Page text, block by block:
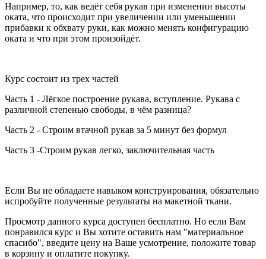
Например, то, как ведёт себя рукав при изменении высоты
оката, что происходит при увеличении или уменьшении
прибавки к обхвату руки, как можно менять конфигурацию
оката и что при этом произойдёт.
Курс состоит из трех частей
Часть 1 - Лёгкое построение рукава, вступление. Рукава с
различной степенью свободы, в чём разница?
Часть 2 - Строим втачной рукав за 5 минут без формул
Часть 3 -Строим рукав легко, заключительная часть
Если Вы не обладаете навыком конструирования, обязательно
испробуйте полученные результаты на макетной ткани.
Просмотр данного курса доступен бесплатно. Но если Вам
понравился курс и Вы хотите оставить нам "материальное
спасибо", введите цену на Ваше усмотрение, положите товар
в корзину и оплатите покупку.